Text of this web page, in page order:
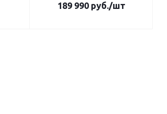
189 990руб./шт